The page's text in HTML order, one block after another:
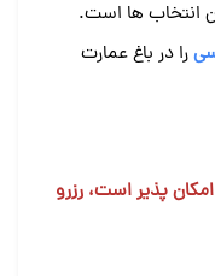
انتخاب ها است.
را در باغ عمارت
فقط از ۹ صبح الی ۱۲ ظهر امکان پذیر است، رزرو